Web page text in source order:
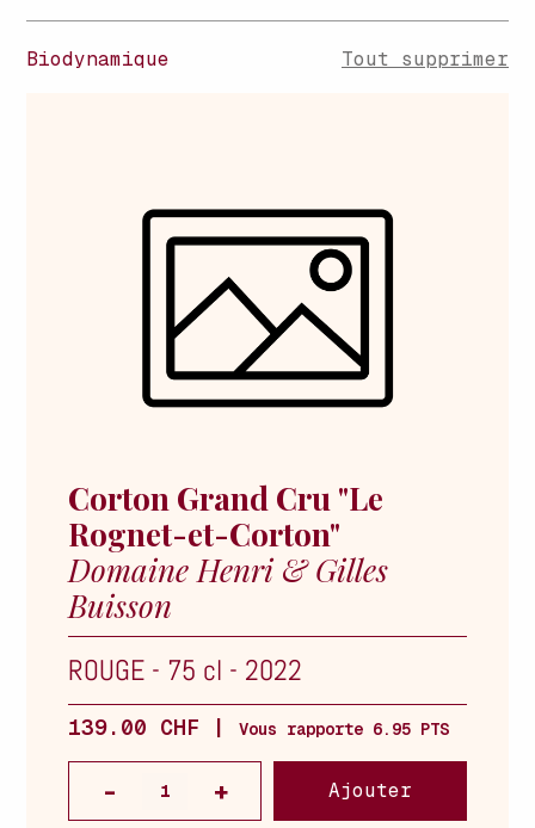
Biodynamique Tout supprimer
Corton Grand Cru "Le
Rognet-et-Corton"
Domaine Henri & Gilles
Buisson
ROUGE - 75 cl - 2022
139.00 CHF | Vous rapporte 6.95 PTS
Ajouter